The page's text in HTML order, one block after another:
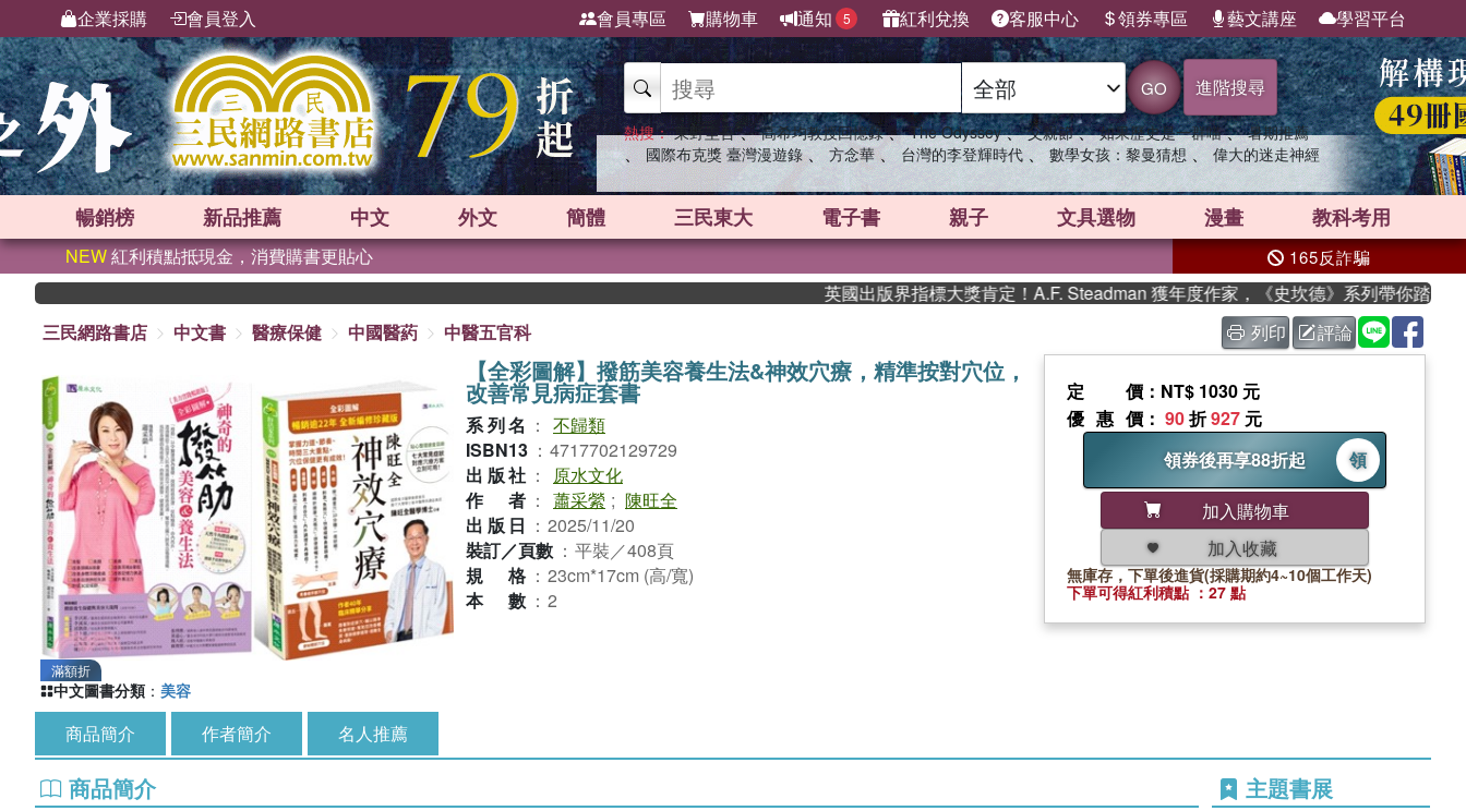
企業採購 會員登入 會員專區 購物車 通知 5 紅利兌換 客服中心 領券專區 藝文講座 學習平台
GO 進階搜尋
熱搜： 東野圭吾 、 高希均教授回憶錄 、 The Odyssey 、 父親節 、 如果歷史是一群喵 、 暑期推薦
、 國際布克獎 臺灣漫遊錄 、 方念華 、 台灣的李登輝時代 、 數學女孩：黎曼猜想 、 偉大的迷走神經
暢銷榜 新品推薦 中文 外文 簡體 三民東大 電子書 親子 文具選物 漫畫 教科考用
NEW紅利積點抵現金，消費購書更貼心 165反詐騙
英國出版界指標大獎肯定！A.F. Steadman 獲年度作家，《史坎德》系列帶你踏上熱血奇幻
三民網路書店
中文書 醫療保健 中國醫葯 中醫五官科 列印 評論
滿額折
【全彩圖解】撥筋美容養生法&神效穴療，精準按對穴位，
改善常見病症套書
系列名 ： 不歸類
ISBN13 ： 4717702129729
出版社 ：
原水文化
作者 ： 蕭采縈 ; 陳旺全
出版日 ： 2025/11/20
裝訂／頁數 ： 平裝／408頁
規格 ： 23cm*17cm (高/寬)
本數 ： 2
定價 ：NT$ 1030 元
優惠價 ： 90折927 元
領券後再享88折起
領
加入購物車
加入收藏
無庫存，下單後進貨(採購期約4~10個工作天)
下單可得紅利積點 ：27 點
中文圖書分類 ： 美容
商品簡介 作者簡介 名人推薦
商品簡介 主題書展